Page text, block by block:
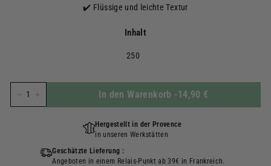
✔️ Flüssige und leichte Textur
Inhalt
250
In den Warenkorb -14,90 €
Hergestellt in der Provence
in unseren Werkstätten
Geschätzte Lieferung :
Angeboten in einem Relais-Punkt ab 39€ in Frankreich.